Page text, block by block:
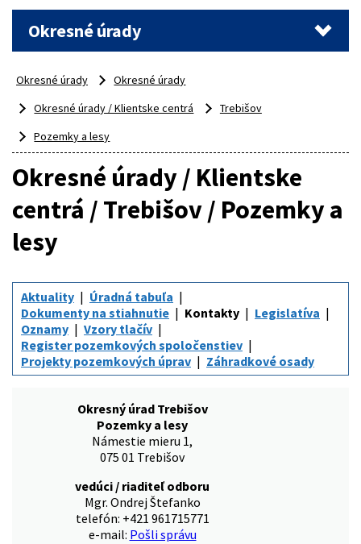
Okresné úrady
Okresné úrady
Okresné úrady
Okresné úrady / Klientske centrá
Trebišov
Pozemky a lesy
Okresné úrady / Klientske
centrá / Trebišov / Pozemky a
lesy
Aktuality
Úradná tabuľa
Dokumenty na stiahnutie
Kontakty
Legislatíva
Oznamy
Vzory tlačív
Register pozemkových spoločenstiev
Projekty pozemkových úprav
Záhradkové osady
Okresný úrad Trebišov
Pozemky a lesy
Námestie mieru 1,
075 01 Trebišov
vedúci / riaditeľ odboru
Mgr. Ondrej Štefanko
telefón: +421 961715771
e-mail: Pošli správu